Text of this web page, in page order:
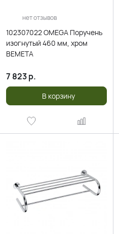
нет отзывов
102307022 OMEGA Поручень
изогнутый 460 мм, хром
BEMETA
7 823р.
В корзину